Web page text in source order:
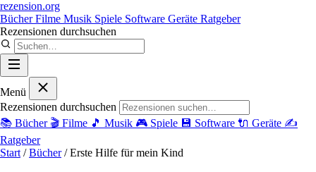
rezension.org
BücherFilme Musik Spiele Software Geräte Ratgeber
Rezensionen durchsuchen
Menü
Rezensionen durchsuchen
📚 Bücher 🎬 Filme 🎵 Musik 🎮 Spiele 💾 Software 🔌 Geräte ✍️
Ratgeber
Start / Bücher / Erste Hilfe für mein Kind